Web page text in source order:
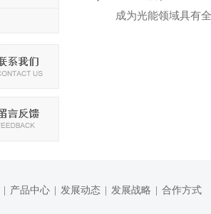
成为光能领域具有全
产品中心 发展动态 发展战略 合作方式